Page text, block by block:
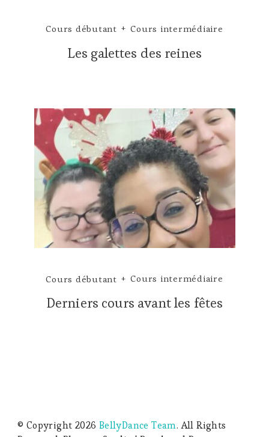
Cours débutant Cours intermédiaire
Les galettes des reines
Cours débutant Cours intermédiaire
Derniers cours avant les fêtes
© Copyright 2026 BellyDance Team. All Rights